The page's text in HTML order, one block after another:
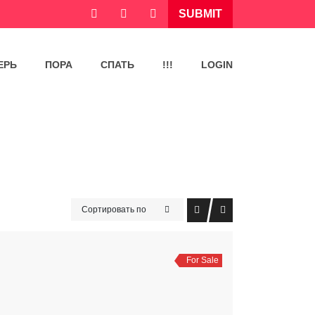
SUBMIT
ПОРА СПАТЬ !!! LOGIN
Сортировать по
For Sale